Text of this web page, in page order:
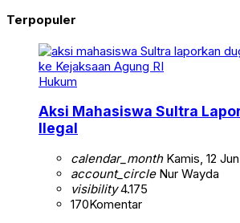
Terpopuler
Hukum
Aksi Mahasiswa Sultra
Ilegal
calendar_monthKamis, 12
account_circleNur Wayda
visibility4.175
170Komentar